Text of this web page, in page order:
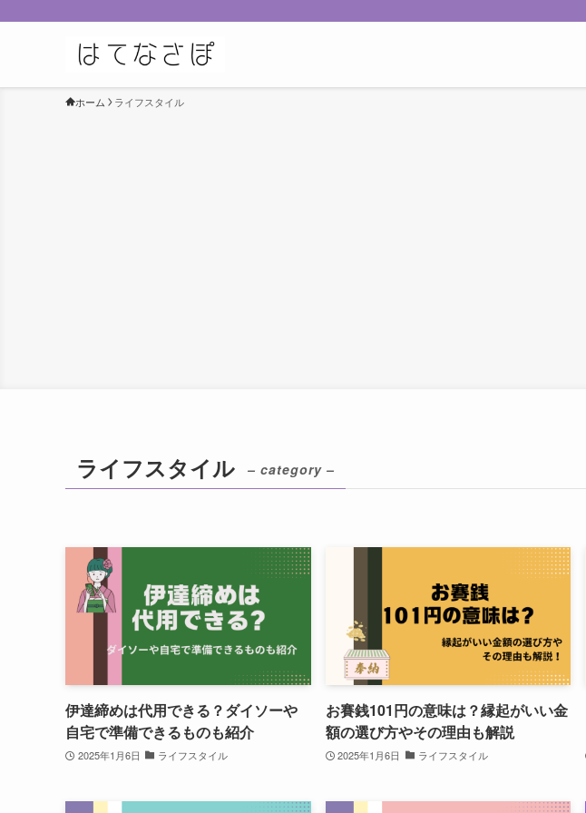
ホーム ライフスタイル
ライフスタイル – category –
伊達締めは代用できる？ダイソーや
自宅で準備できるものも紹介
2025年1月6日 ライフスタイル
お賽銭101円の意味は？縁起がいい金
額の選び方やその理由も解説
2025年1月6日 ライフスタイル